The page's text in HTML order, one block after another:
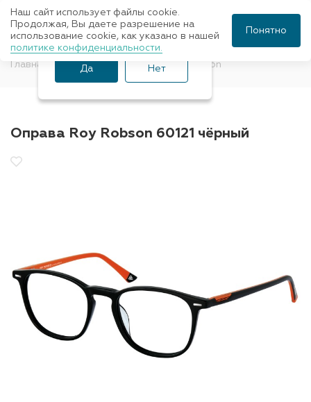
Главная Оправы для очков Roy Robson
Оправа Roy Robson 60121 чёрный
Ваш город Санкт-
Петербург?
Да Нет
Наш сайт использует файлы cookie.
Продолжая, Вы даете разрешение на
использование cookie, как указано в нашей
политике конфиденциальности.
Понятно